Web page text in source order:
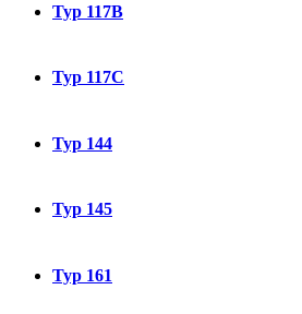
Typ 117B
Typ 117C
Typ 144
Typ 145
Typ 161